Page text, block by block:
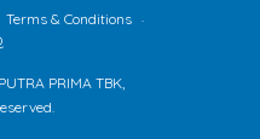
Terms & Conditions
PRIMA TBK,